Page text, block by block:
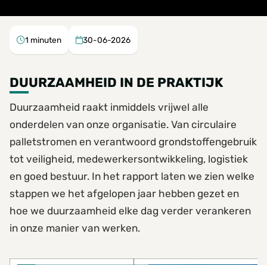
1 minuten 30-06-2026
DUURZAAMHEID IN DE PRAKTIJK
Duurzaamheid raakt inmiddels vrijwel alle
onderdelen van onze organisatie. Van circulaire
palletstromen en verantwoord grondstoffengebruik
tot veiligheid, medewerkersontwikkeling, logistiek
en goed bestuur. In het rapport laten we zien welke
stappen we het afgelopen jaar hebben gezet en
hoe we duurzaamheid elke dag verder verankeren
in onze manier van werken.